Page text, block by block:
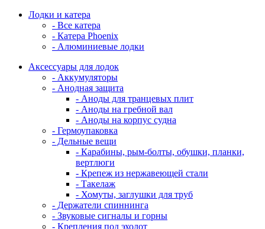
Лодки и катера
- Все катера
- Катера Phoenix
- Алюминиевые лодки
Аксессуары для лодок
- Аккумуляторы
- Анодная защита
- Аноды для транцевых плит
- Аноды на гребной вал
- Аноды на корпус судна
- Гермоупаковка
- Дельные вещи
- Карабины, рым-болты, обушки, планки,
вертлюги
- Крепеж из нержавеющей стали
- Такелаж
- Хомуты, заглушки для труб
- Держатели спиннинга
- Звуковые сигналы и горны
- Крепления под эхолот